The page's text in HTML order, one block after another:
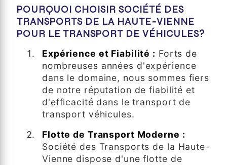
POURQUOI CHOISIR SOCIÉTÉ DES
TRANSPORTS DE LA HAUTE-VIENNE
POUR LE TRANSPORT DE VÉHICULES?
Expérience et Fiabilité : Forts de
nombreuses années d'expérience
dans le domaine, nous sommes fiers
de notre réputation de fiabilité et
d'efficacité dans le transport de
transport véhicules.
Flotte de Transport Moderne :
Société des Transports de la Haute-
Vienne dispose d'une flotte de